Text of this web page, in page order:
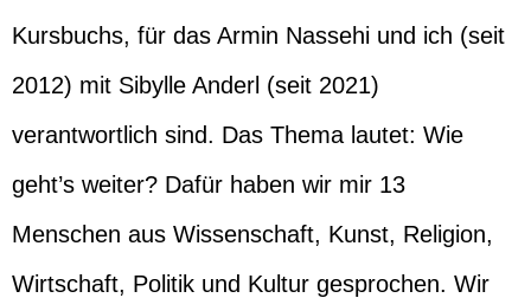
Kursbuchs, für das Armin Nassehi und ich (seit
2012) mit Sibylle Anderl (seit 2021)
verantwortlich sind. Das Thema lautet: Wie
geht’s weiter? Dafür haben wir mir 13
Menschen aus Wissenschaft, Kunst, Religion,
Wirtschaft, Politik und Kultur gesprochen. Wir